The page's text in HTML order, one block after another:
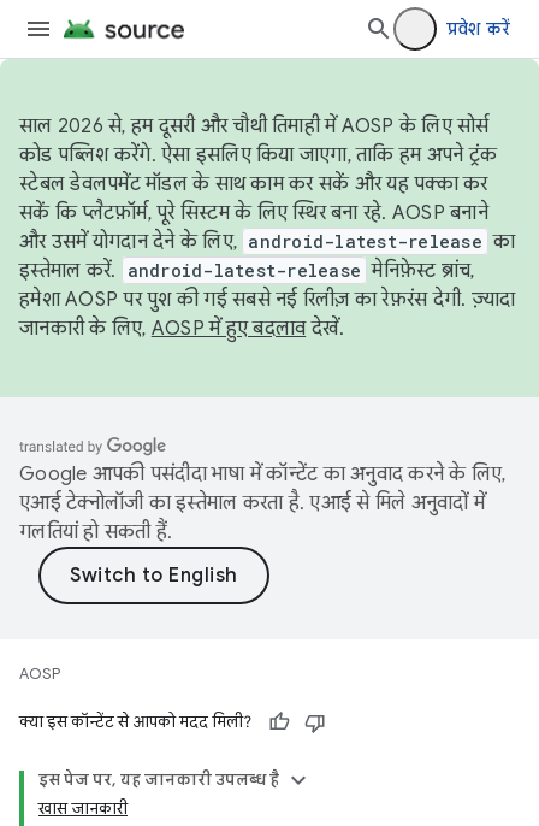
प्रवेश करें
साल 2026 से, हम दूसरी और चौथी तिमाही में AOSP के लिए सोर्स
कोड पब्लिश करेंगे. ऐसा इसलिए किया जाएगा, ताकि हम अपने ट्रंक
स्टेबल डेवलपमेंट मॉडल के साथ काम कर सकें और यह पक्का कर
सकें कि प्लैटफ़ॉर्म, पूरे सिस्टम के लिए स्थिर बना रहे. AOSP बनाने
और उसमें योगदान देने के लिए, android-latest-release का
इस्तेमाल करें.
android-latest-release मेनिफ़ेस्ट ब्रांच,
हमेशा AOSP पर पुश की गई सबसे नई रिलीज़ का रेफ़रंस देगी. ज़्यादा
जानकारी के लिए, AOSP में हुए बदलावदेखें.
Google आपकी पसंदीदा भाषा में कॉन्टेंट का अनुवाद करने के लिए,
एआई टेक्नोलॉजी का इस्तेमाल करता है. एआई से मिले अनुवादों में
गलतियां हो सकती हैं.
AOSP
क्या इस कॉन्टेंट से आपको मदद मिली?
इस पेज पर, यह जानकारी उपलब्ध है
खास जानकारी